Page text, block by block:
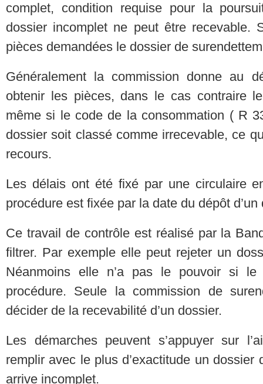
complet, condition requise pour la
dossier incomplet ne peut être recevable.
pièces demandées le dossier de
Généralement la commission donne au
obtenir les pièces, dans le cas contraire
même si le code de la consommation ( R
dossier soit classé comme irrecevable, ce
recours.
Les délais ont été fixé par une circulaire
procédure est fixée par la date du dépôt
Ce travail de contrôle est réalisé par la
filtrer. Par exemple elle peut rejeter un
Néanmoins elle n’a pas le pouvoir si
procédure. Seule la commission de
décider de la recevabilité d’un dossier.
Les démarches peuvent s’appuyer sur
remplir avec le plus d’exactitude un dossier
arrive incomplet.